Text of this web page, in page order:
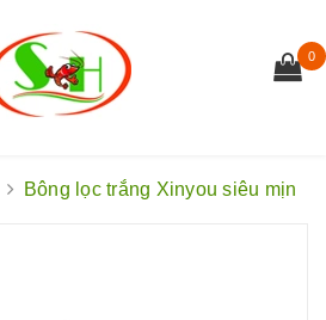
0
Bông lọc trắng Xinyou siêu mịn